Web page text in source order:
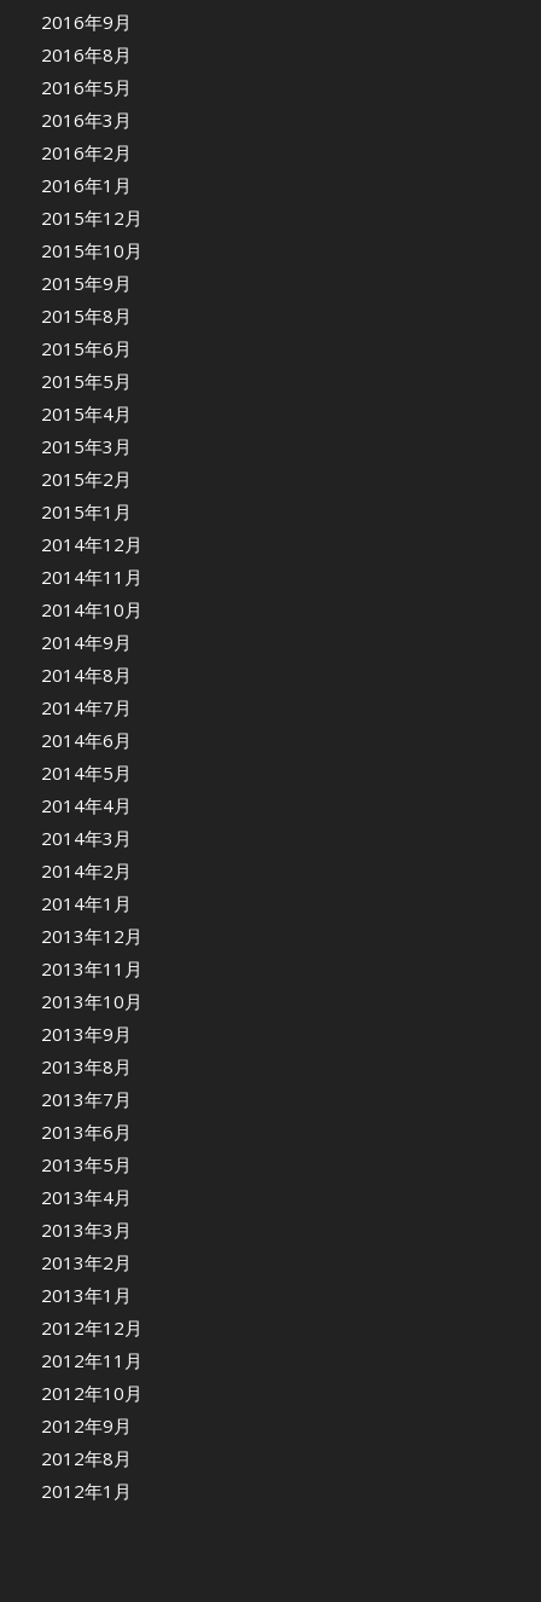
2016年9月
2016年8月
2016年5月
2016年3月
2016年2月
2016年1月
2015年12月
2015年10月
2015年9月
2015年8月
2015年6月
2015年5月
2015年4月
2015年3月
2015年2月
2015年1月
2014年12月
2014年11月
2014年10月
2014年9月
2014年8月
2014年7月
2014年6月
2014年5月
2014年4月
2014年3月
2014年2月
2014年1月
2013年12月
2013年11月
2013年10月
2013年9月
2013年8月
2013年7月
2013年6月
2013年5月
2013年4月
2013年3月
2013年2月
2013年1月
2012年12月
2012年11月
2012年10月
2012年9月
2012年8月
2012年1月